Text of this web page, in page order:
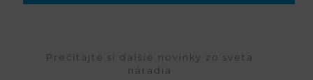
Prečítajte si ďalšie novinky zo sveta
náradia